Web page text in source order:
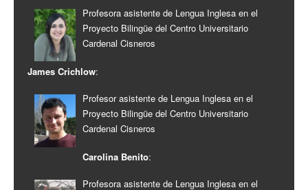
Profesora asistente de Lengua Inglesa en el
Proyecto Bilingüe del Centro Universitario
Cardenal Cisneros
James Crichlow:
Profesor asistente de Lengua Inglesa en el
Proyecto Bilingüe del Centro Universitario
Cardenal Cisneros
Carolina Benito:
Profesora asistente de Lengua Inglesa en el